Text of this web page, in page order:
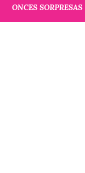
ONCES SORPRESAS